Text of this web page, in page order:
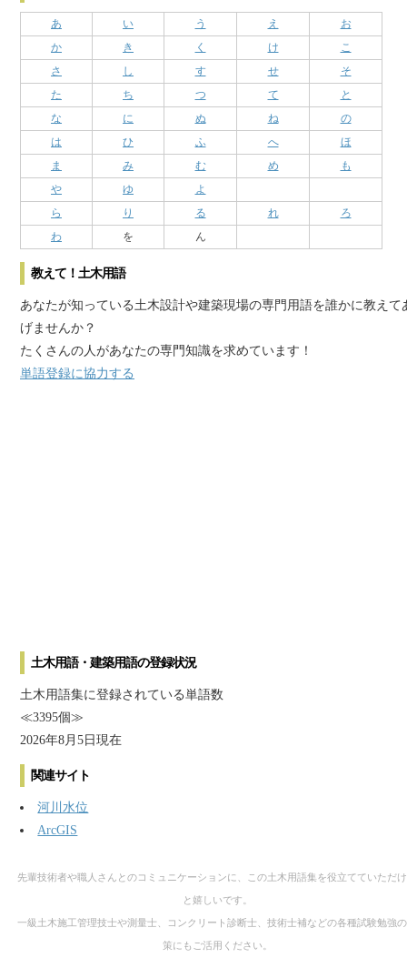
あ い う え
お
か
き く け
こ
さ
し す せ
そ
た
ち つ て
と
な
に ぬ ね
の
は
ひ ふ へ
ほ
ま
み む め
も
や
ゆ
よ
ら
り る れ
ろ
わ
を ん
教えて！土木用語
あなたが知っている土木設計や建築現場の専門用語を誰かに教えて
げませんか？
たくさんの人があなたの専門知識を求めています！
単語登録に協力する
土木用語・建築用語の登録状況
土木用語集に登録されている単語数
≪3395個≫
2026年8月5日現在
関連サイト
河川水位
ArcGIS
先輩技術者や職人さんとのコミュニケーションに、この土木用語集を役立てていただ
と嬉しいです。
一級土木施工管理技士や測量士、コンクリート診断士、技術士補などの各種試験勉強
策にもご活用ください。